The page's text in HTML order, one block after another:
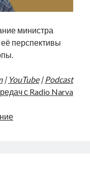
министра
перспективы
| YouTube| Podcast
с Radio Narva
Цепная